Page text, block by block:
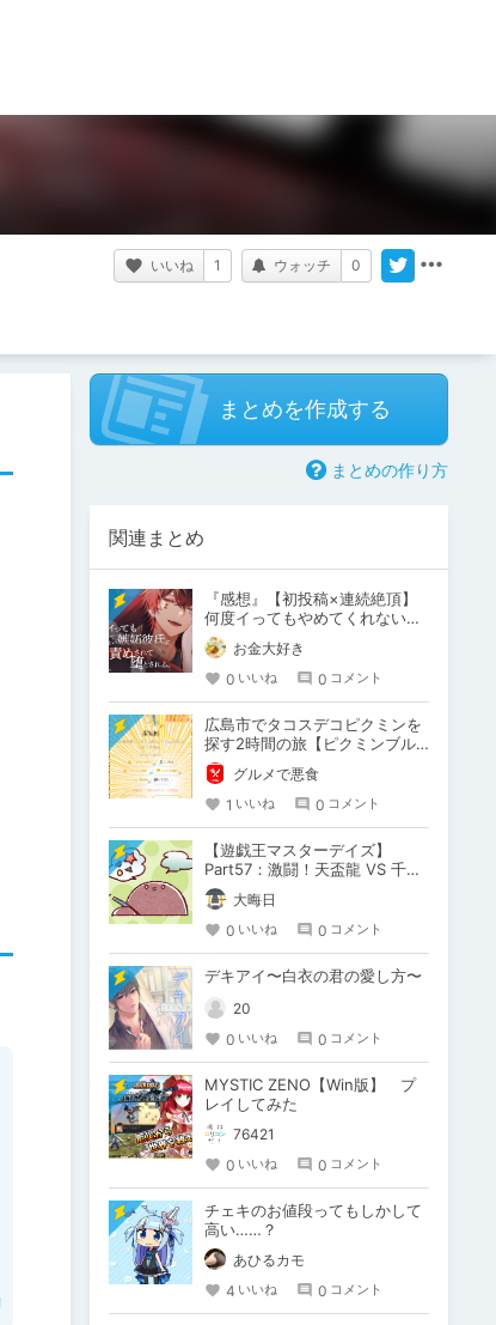
いいね 1 ウォッチ 0
まとめを作成する
まとめの作り方
関連まとめ
『感想』【初投稿×連続絶頂】
何度イってもやめてくれない嫉
妬彼氏に激責めされて堕とされ
る。お金大好き
0 いいね 0 コメント
広島市でタコスデコピクミンを
探す2時間の旅【ピクミンブル
ーム / Pikmin Bloom】
グルメで悪食
1 いいね 0 コメント
【遊戯王マスターデイズ】
Part57：激闘！天盃龍 VS 千年
D【架空デュエル】
大晦日
0 いいね 0 コメント
デキアイ〜白衣の君の愛し方〜
20
0 いいね 0 コメント
MYSTIC ZENO【Win版】 プ
レイしてみた
76421
0 いいね 0 コメント
チェキのお値段ってもしかして
高い……？
あひるカモ
4 いいね 0 コメント